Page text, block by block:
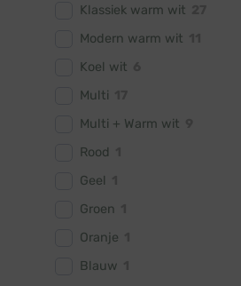
Klassiek warm wit
Modern warm wit
Koel wit
Multi
Multi + Warm wit
Rood
Geel
Groen
Oranje
Blauw